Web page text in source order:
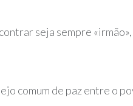
seja sempre
comum de paz entre o